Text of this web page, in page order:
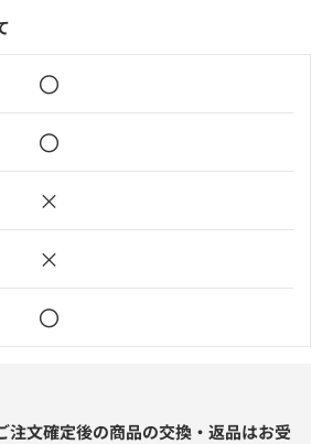
〇
〇
×
×
〇
注文確定後の商品の交換・返品はお受